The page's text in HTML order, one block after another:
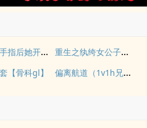
拥有金手指后她开始为所欲为（nph）
重生之纨绔女公子（NPH）
【骨科gl】 偏离航道（1v1h兄妹骨科bg）